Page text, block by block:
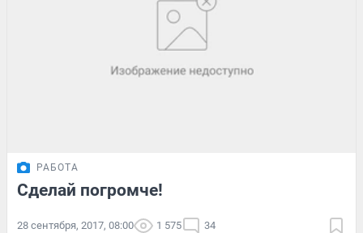
РАБОТА
Сделай погромче!
28 сентября, 2017, 08:00 1 575 34